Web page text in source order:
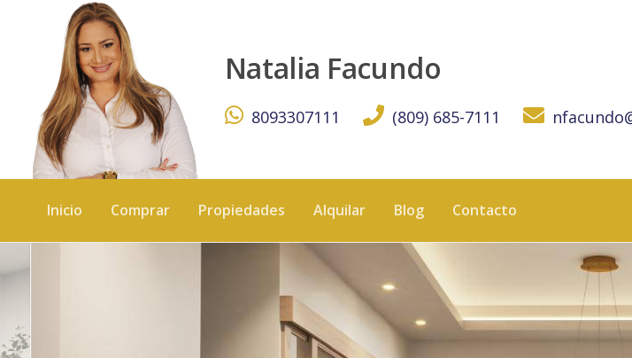
Natalia Facundo
8093307111 (809) 685-7111
Inicio Comprar Propiedades Alquilar Blog Contacto
Arroyo Hondo Proyecto de aptos - KW DOMINICANA